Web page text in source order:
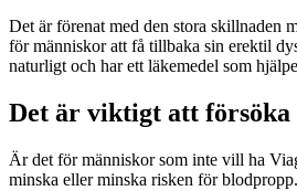
Det är förenat med den stora skillnaden
för människor att få tillbaka sin erektil
naturligt och har ett läkemedel som
Det är viktigt att
Är det för människor som inte vill ha
minska eller minska risken för blodpropp.